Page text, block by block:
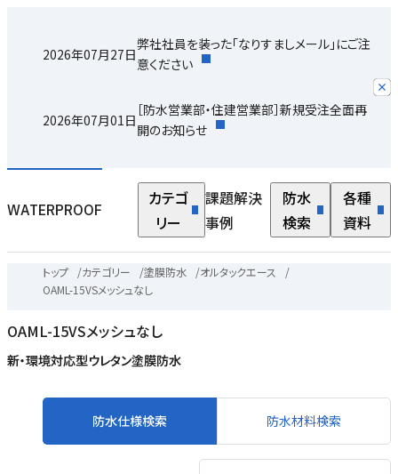
2026年07月27日
弊社社員を装った「なりすましメール」にご注
意ください
2026年07月01日
［防水営業部・住建営業部］新規受注全面再
開のお知らせ
WATERPROOF
カテゴ
リー
課題解決
事例
防水
検索
各種
資料
トップ /カテゴリー /塗膜防水 /オルタックエース
/
OAML-15VSメッシュなし
OAML-15VSメッシュなし
新・環境対応型ウレタン塗膜防水
防水仕様検索 防水材料検索